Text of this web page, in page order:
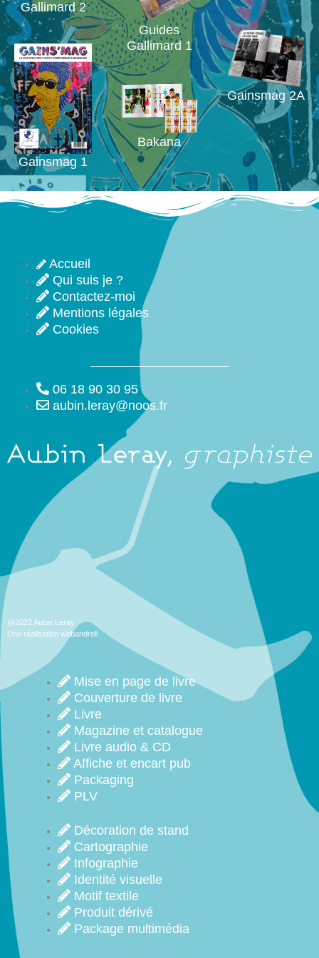
Gallimard 2
Guides
Gallimard 1
Gainsmag 2A
Gainsmag 1
Bakana
Accueil
Qui suis je ?
Contactez-moi
Mentions légales
Cookies
06 18 90 30 95
aubin.leray@noos.fr
@2022 Aubin Leray
Une réalisation webandroll
Mise en page de livre
Couverture de livre
Livre
Magazine et catalogue
Livre audio & CD
Affiche et encart pub
Packaging
PLV
Décoration de stand
Cartographie
Infographie
Identité visuelle
Motif textile
Produit dérivé
Package multimédia